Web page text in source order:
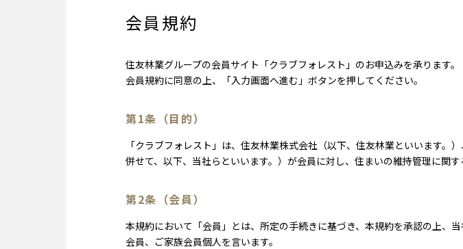
会員規約
住友林業グループの会員サイト「クラブフォレスト」のお申込みを承ります。
会員規約に同意の上、「入力画面へ進む」ボタンを押してください。
第1条（目的）
「クラブフォレスト」は、住友林業株式会社（以下、住友林業といいます
併せて、以下、当社らといいます。）が会員に対し、住まいの維持管理に関
第2条（会員）
本規約において「会員」とは、所定の手続きに基づき、本規約を承認の上、
会員、ご家族会員個人を言います。